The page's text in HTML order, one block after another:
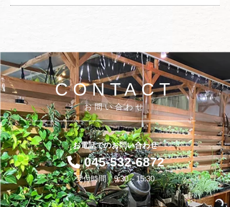
CONTACT
お問い合わせ
お電話でのお問い合わせ
045-532-6872
受付時間 9:30～15:30